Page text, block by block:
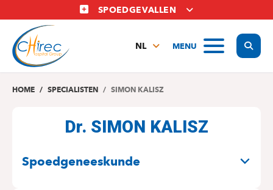
en
naar
inhoud
SPOEDGEVALLEN
MENU
NL
EN
HOME SPECIALISTEN SIMON KALISZ
Dr. SIMON KALISZ
Spoedgeneeskunde